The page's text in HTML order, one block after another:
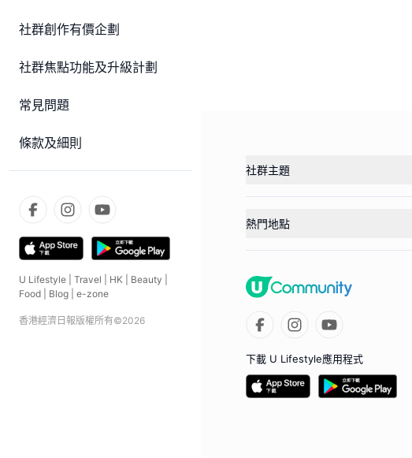
社群創作有價企劃
社群焦點功能及升級計劃
常見問題
條款及細則
U Lifestyle Travel HK Beauty
Food
Blog e-zone
香港經濟日報版權所有©2026
社群主題
熱門地點
下載 U Lifestyle應用程式